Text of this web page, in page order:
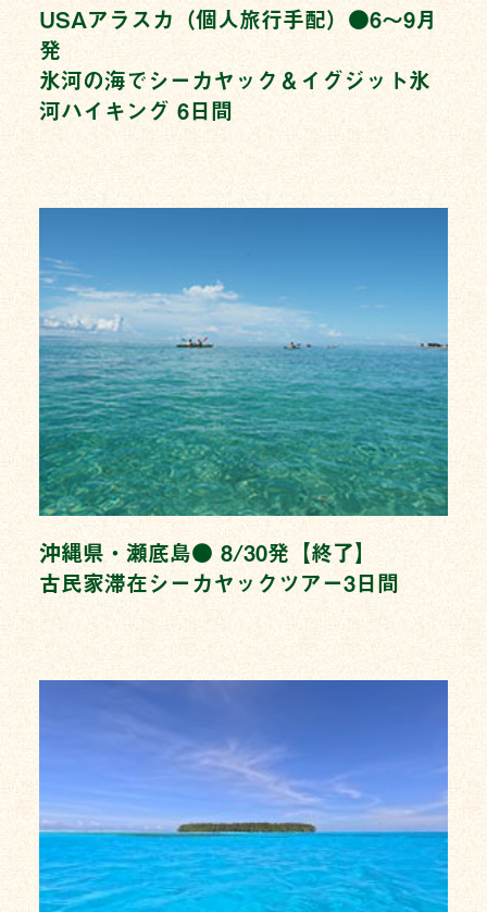
USAアラスカ（個人旅行手配）●6〜9月
発
氷河の海でシーカヤック＆イグジット氷
河ハイキング 6日間
沖縄県・瀬底島● 8/30発【終了】
古民家滞在シーカヤックツアー3日間